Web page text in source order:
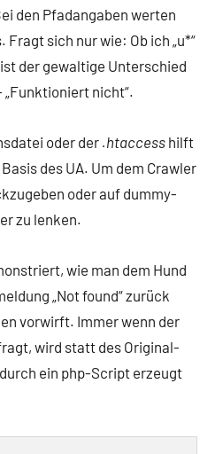
den Pfadangaben werten
Fragt sich nur wie: Ob ich „u*“
der gewaltige Unterschied
„Funktioniert nicht“.
oder der .htaccess hilft
des UA. Um dem Crawler
oder auf dummy-
zu lenken.
wie man dem Hund
„Not found“ zurück
vorwirft. Immer wenn der
wird statt des Original-
ein php-Script erzeugt